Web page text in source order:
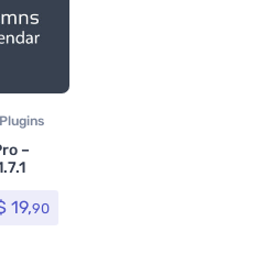
Plugins
–
19,90